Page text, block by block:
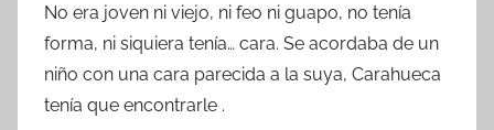
No era joven ni viejo, ni feo ni guapo, no tenía
forma, ni siquiera tenía… cara. Se acordaba de un
niño con una cara parecida a la suya, Carahueca
tenía que encontrarle .